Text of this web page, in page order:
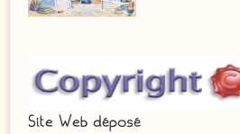
Site Web déposé